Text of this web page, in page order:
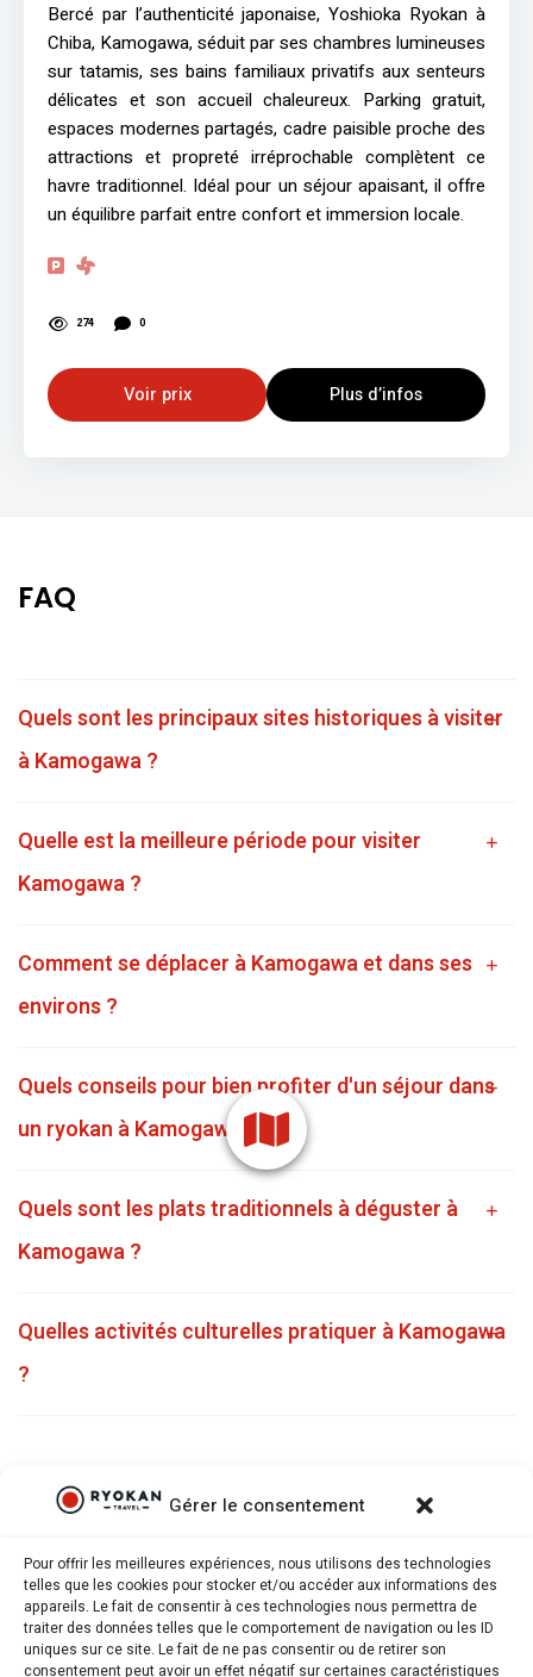
Gérer le consentement
Pour offrir les meilleures expériences, nous utilisons des technologies
telles que les cookies pour stocker et/ou accéder aux informations des
appareils. Le fait de consentir à ces technologies nous permettra de
traiter des données telles que le comportement de navigation ou les ID
uniques sur ce site. Le fait de ne pas consentir ou de retirer son
consentement peut avoir un effet négatif sur certaines caractéristiques
Bercé par l’authenticité japonaise, Yoshioka Ryokan à
Chiba, Kamogawa, séduit par ses chambres lumineuses
sur tatamis, ses bains familiaux privatifs aux senteurs
délicates et son accueil chaleureux. Parking gratuit,
espaces modernes partagés, cadre paisible proche des
attractions et propreté irréprochable complètent ce
havre traditionnel. Idéal pour un séjour apaisant, il offre
un équilibre parfait entre confort et immersion locale.
274 0
Voir prix Plus d’infos
FAQ
Quels sont les principaux sites historiques à visiter
à Kamogawa ?
Quelle est la meilleure période pour visiter
Kamogawa ?
Comment se déplacer à Kamogawa et dans ses
environs ?
Quels conseils pour bien profiter d'un séjour dans
un ryokan à Kamogawa ?
Quels sont les plats traditionnels à déguster à
Kamogawa ?
Quelles activités culturelles pratiquer à Kamogawa
?